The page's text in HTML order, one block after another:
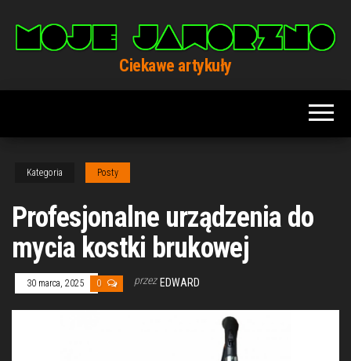
treści
Ciekawe artykuły
Kategoria Posty
Profesjonalne urządzenia do
mycia kostki brukowej
30 marca, 2025 0 przez EDWARD